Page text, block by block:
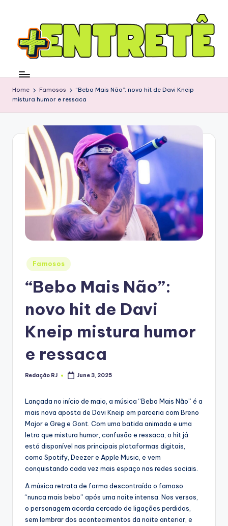
Home Famosos
“Bebo Mais Não”: novo hit de Davi Kneip
mistura humor e ressaca
Posted
in
Famosos
“Bebo Mais Não”:
novo hit de Davi
Kneip mistura humor
e ressaca
Posted
Redação RJ June 3, 2025
Lançada no início de maio, a música “Bebo Mais Não” é a
mais nova aposta de Davi Kneip em parceria com Breno
Major e Greg e Gont. Com uma batida animada e uma
letra que mistura humor, confusão e ressaca, o hit já
está disponível nas principais plataformas digitais,
como Spotify, Deezer e Apple Music, e vem
conquistando cada vez mais espaço nas redes sociais.
A música retrata de forma descontraída o famoso
“nunca mais bebo” após uma noite intensa. Nos versos,
o personagem acorda cercado de ligações perdidas,
sem lembrar dos acontecimentos da noite anterior, e